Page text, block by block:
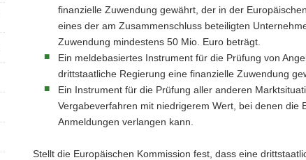
finanzielle Zuwendung gewährt, der in der
eines der am Zusammenschluss beteiligten
Zuwendung mindestens 50 Mio. Euro beträgt.
Ein meldebasiertes Instrument für die Prüfung von
drittstaatliche Regierung eine finanzielle Zuwendung
Ein Instrument für die Prüfung aller anderen
Vergabeverfahren mit niedrigerem Wert, bei denen die
Anmeldungen verlangen kann.
Stellt die Europäischen Kommission fest, dass eine